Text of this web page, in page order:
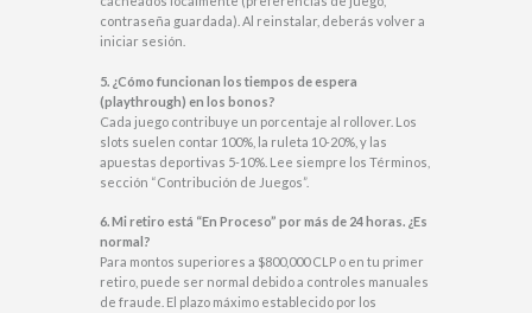
contraseña guardada). Al reinstalar, deberás volver a
iniciar sesión.
5. ¿Cómo funcionan los tiempos de espera
(playthrough) en los bonos?
Cada juego contribuye un porcentaje al rollover. Los
slots suelen contar 100%, la ruleta 10-20%, y las
apuestas deportivas 5-10%. Lee siempre los Términos,
sección “Contribución de Juegos”.
6. Mi retiro está “En Proceso” por más de 24 horas. ¿Es
normal?
Para montos superiores a $800,000 CLP o en tu primer
retiro, puede ser normal debido a controles manuales
de fraude. El plazo máximo establecido por los